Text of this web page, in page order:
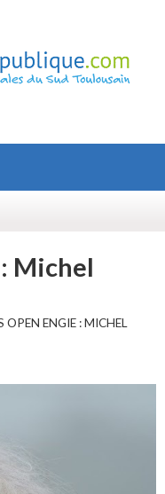
Michel
OPEN ENGIE : MICHEL